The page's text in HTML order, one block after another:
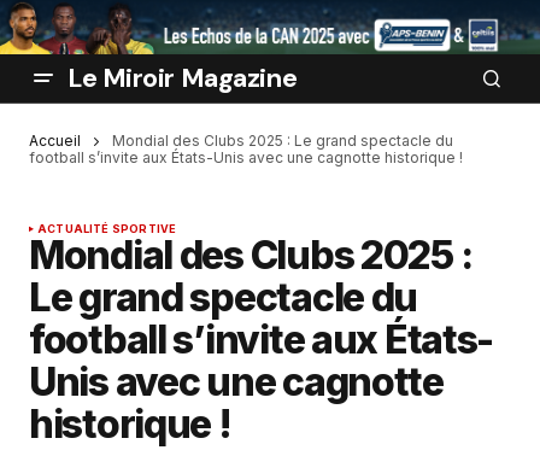
Le Miroir Magazine
Accueil
Mondial des Clubs 2025 : Le grand spectacle du
football s’invite aux États-Unis avec une cagnotte historique !
ACTUALITÉ SPORTIVE
Mondial des Clubs 2025 :
Le grand spectacle du
football s’invite aux États-
Unis avec une cagnotte
historique !